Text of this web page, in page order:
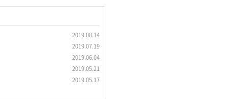
2019.08.14
2019.07.19
2019.06.04
2019.05.21
2019.05.17